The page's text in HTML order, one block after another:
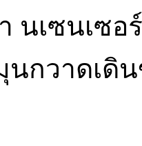
นเซนเซ
กวาดเดิ